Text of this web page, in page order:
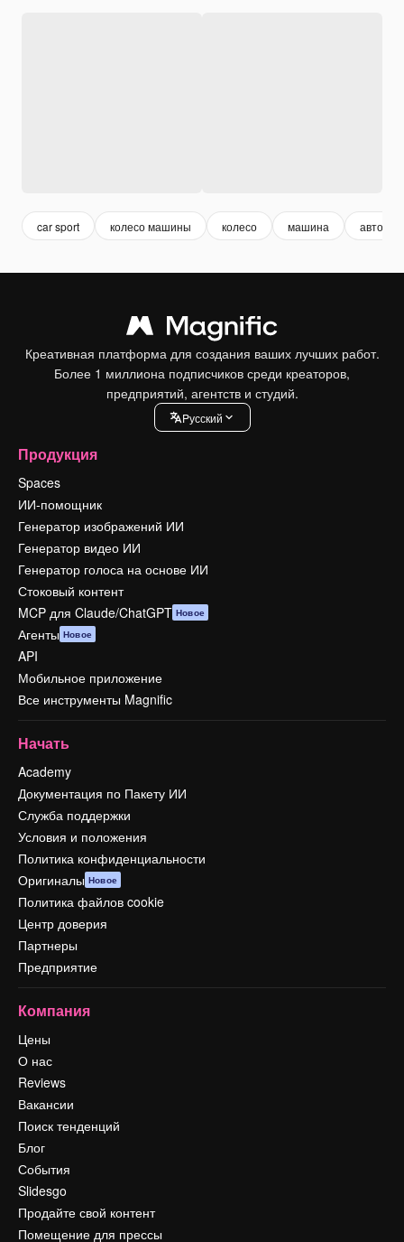
car sport колесо машины колесо машина авто
Креативная платформа для создания ваших лучших работ.
Более 1 миллиона подписчиков среди креаторов,
предприятий, агентств и студий.
Pусский
Продукция
Spaces
ИИ-помощник
Генератор изображений ИИ
Генератор видео ИИ
Генератор голоса на основе ИИ
Стоковый контент
MCP для Claude/ChatGPT Новое
Агенты Новое
API
Мобильное приложение
Все инструменты Magnific
Начать
Academy
Документация по Пакету ИИ
Служба поддержки
Условия и положения
Политика конфиденциальности
Оригиналы Новое
Политика файлов cookie
Центр доверия
Партнеры
Предприятие
Компания
Цены
О нас
Reviews
Вакансии
Поиск тенденций
Блог
События
Slidesgo
Продайте свой контент
Помещение для прессы